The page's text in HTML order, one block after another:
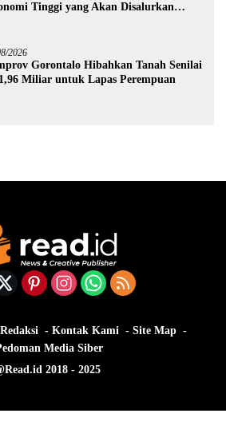
Tinggi yang Akan Disalurkan
2026
Gorontalo Hibahkan Tanah Senilai
Miliar untuk Lapas Perempuan
Redaksi Kontak Kami
Site Map
Media Siber
2018 - 2025